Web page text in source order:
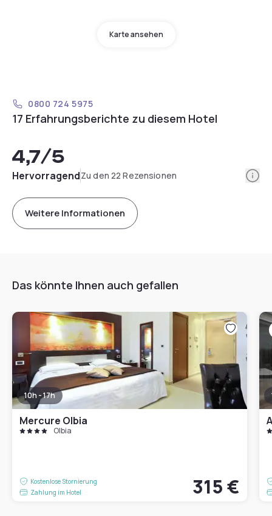
Karte ansehen
0800 724 5975
17 Erfahrungsberichte zu diesem Hotel
4,7/5
HervorragendZu den 22 Rezensionen
Weitere Informationen
Das könnte Ihnen auch gefallen
10h - 17h
Mercure Olbia
Olbia
Kostenlose Stornierung
Zahlung im Hotel
315 €